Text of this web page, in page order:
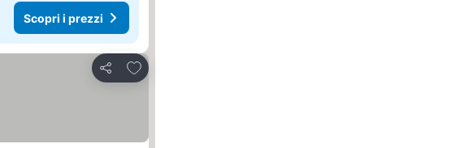
Scopri i prezzi
Condividi
Aggiungi ai preferiti